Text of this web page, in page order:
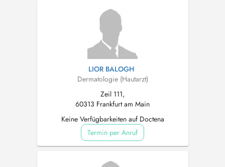
LIOR BALOGH
Dermatologie (Hautarzt)
Zeil 111,
60313 Frankfurt am Main
Keine Verfügbarkeiten auf Doctena
Termin per Anruf